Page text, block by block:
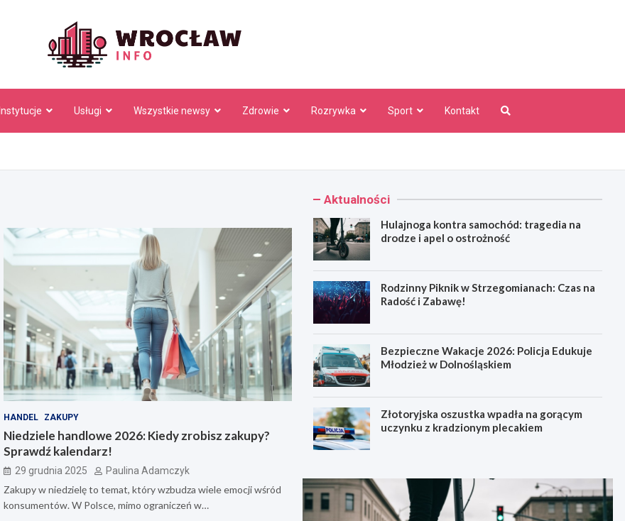
Instytucje Usługi Wszystkie newsy Zdrowie Rozrywka Sport Kontakt
HANDEL ZAKUPY
Niedziele handlowe 2026: Kiedy zrobisz zakupy?
Sprawdź kalendarz!
29 grudnia 2025 Paulina Adamczyk
Zakupy w niedzielę to temat, który wzbudza wiele emocji wśród
konsumentów. W Polsce, mimo ograniczeń w…
Aktualności
Hulajnoga kontra samochód: tragedia na
drodze i apel o ostrożność
Rodzinny Piknik w Strzegomianach: Czas na
Radość i Zabawę!
Bezpieczne Wakacje 2026: Policja Edukuje
Młodzież w Dolnośląskiem
Złotoryjska oszustka wpadła na gorącym
uczynku z kradzionym plecakiem